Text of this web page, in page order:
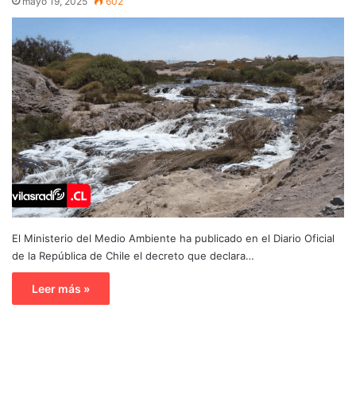
El Ministerio del Medio Ambiente ha publicado en el Diario Oficial
de la República de Chile el decreto que declara…
Leer más »